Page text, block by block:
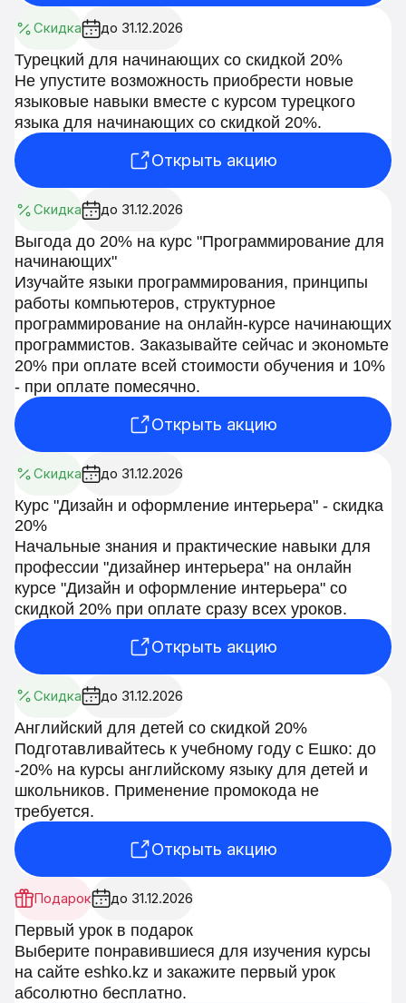
Скидка до 31.12.2026
Турецкий для начинающих со скидкой 20%
Не упустите возможность приобрести новые
языковые навыки вместе с курсом турецкого
языка для начинающих со скидкой 20%.
Открыть акцию
Скидка до 31.12.2026
Выгода до 20% на курс "Программирование для
начинающих"
Изучайте языки программирования, принципы
работы компьютеров, структурное
программирование на онлайн-курсе начинающих
программистов. Заказывайте сейчас и экономьте
20% при оплате всей стоимости обучения и 10%
- при оплате помесячно.
Открыть акцию
Скидка до 31.12.2026
Курс "Дизайн и оформление интерьера" - скидка
20%
Начальные знания и практические навыки для
профессии "дизайнер интерьера" на онлайн
курсе "Дизайн и оформление интерьера" со
скидкой 20% при оплате сразу всех уроков.
Открыть акцию
Скидка до 31.12.2026
Английский для детей со скидкой 20%
Подготавливайтесь к учебному году с Ешко: до
-20% на курсы английскому языку для детей и
школьников. Применение промокода не
требуется.
Открыть акцию
Подарок до 31.12.2026
Первый урок в подарок
Выберите понравившиеся для изучения курсы
на сайте eshko.kz и закажите первый урок
абсолютно бесплатно.